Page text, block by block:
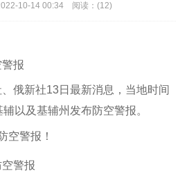
10-14 00:34 阅读： (12)
报
新社13日最新消息，当地时间
以及基辅州发布防空警报。
警报